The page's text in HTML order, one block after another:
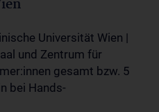
Universität Wien |
und Zentrum für
gesamt bzw. 5
bei Hands-